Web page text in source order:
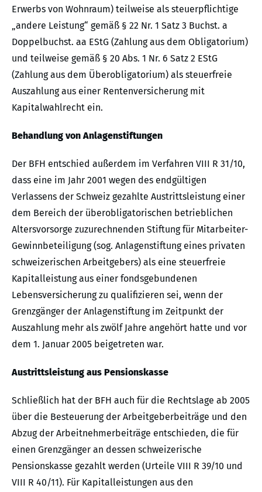
Erwerbs von Wohnraum) teilweise als steuerpflichtige
„andere Leistung“ gemäß § 22 Nr. 1 Satz 3 Buchst. a
Doppelbuchst. aa EStG (Zahlung aus dem Obligatorium)
und teilweise gemäß § 20 Abs. 1 Nr. 6 Satz 2 EStG
(Zahlung aus dem Überobligatorium) als steuerfreie
Auszahlung aus einer Rentenversicherung mit
Kapitalwahlrecht ein.
Behandlung von Anlagenstiftungen
Der BFH entschied außerdem im Verfahren VIII R 31/10,
dass eine im Jahr 2001 wegen des endgültigen
Verlassens der Schweiz gezahlte Austrittsleistung einer
dem Bereich der überobligatorischen betrieblichen
Altersvorsorge zuzurechnenden Stiftung für Mitarbeiter-
Gewinnbeteiligung (sog. Anlagenstiftung eines privaten
schweizerischen Arbeitgebers) als eine steuerfreie
Kapitalleistung aus einer fondsgebundenen
Lebensversicherung zu qualifizieren sei, wenn der
Grenzgänger der Anlagenstiftung im Zeitpunkt der
Auszahlung mehr als zwölf Jahre angehört hatte und vor
dem 1. Januar 2005 beigetreten war.
Austrittsleistung aus Pensionskasse
Schließlich hat der BFH auch für die Rechtslage ab 2005
über die Besteuerung der Arbeitgeberbeiträge und den
Abzug der Arbeitnehmerbeiträge entschieden, die für
einen Grenzgänger an dessen schweizerische
Pensionskasse gezahlt werden (Urteile VIII R 39/10 und
VIII R 40/11). Für Kapitalleistungen aus den